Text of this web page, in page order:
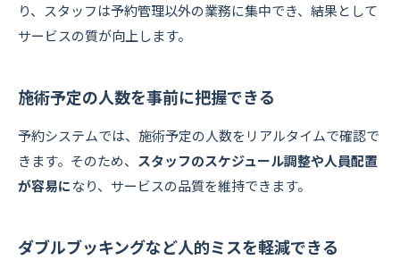
り、スタッフは予約管理以外の業務に集中でき、結果として
サービスの質が向上します。
施術予定の人数を事前に把握できる
予約システムでは、施術予定の人数をリアルタイムで確認で
きます。そのため、 スタッフのスケジュール調整や人員配置
が容易になり、サービスの品質を維持できます。
ダブルブッキングなど人的ミスを軽減できる